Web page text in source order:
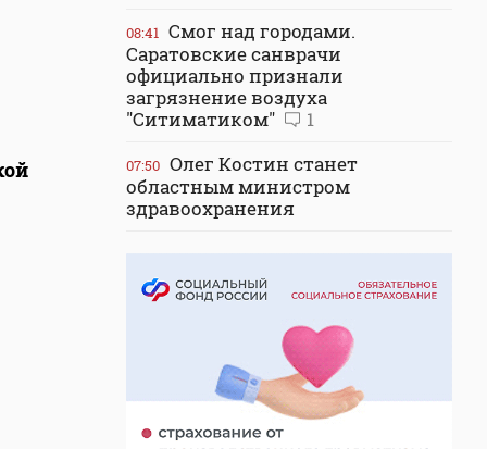
08:41 Смог над городами.
Саратовские санврачи
официально признали
загрязнение воздуха
"Ситиматиком"
1
07:50 Олег Костин станет
областным министром
здравоохранения